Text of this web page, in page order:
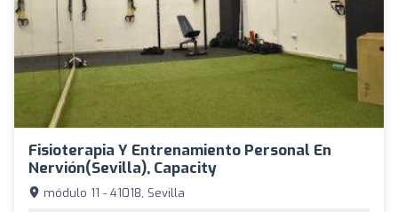
Fisioterapia Y Entrenamiento Personal En
Nervión(Sevilla), Capacity
módulo 11 - 41018, Sevilla